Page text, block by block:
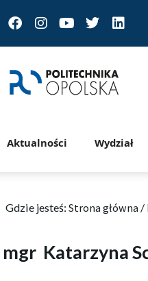
FacebookInstagram
Youtube
Twitter
Aktualności Wydział
Gdzie jesteś: Strona główna /
mgr Katarzyna